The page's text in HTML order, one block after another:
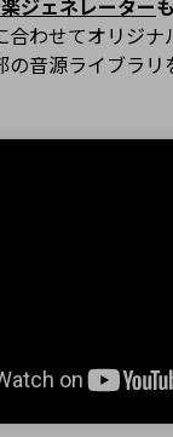
ジェネレーター
合わせてオリジナ
の音源ライブラリ